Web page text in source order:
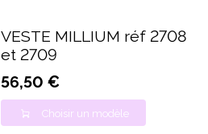
VESTE MILLIUM réf 2708
et 2709
56,50 €
Choisir un modèle